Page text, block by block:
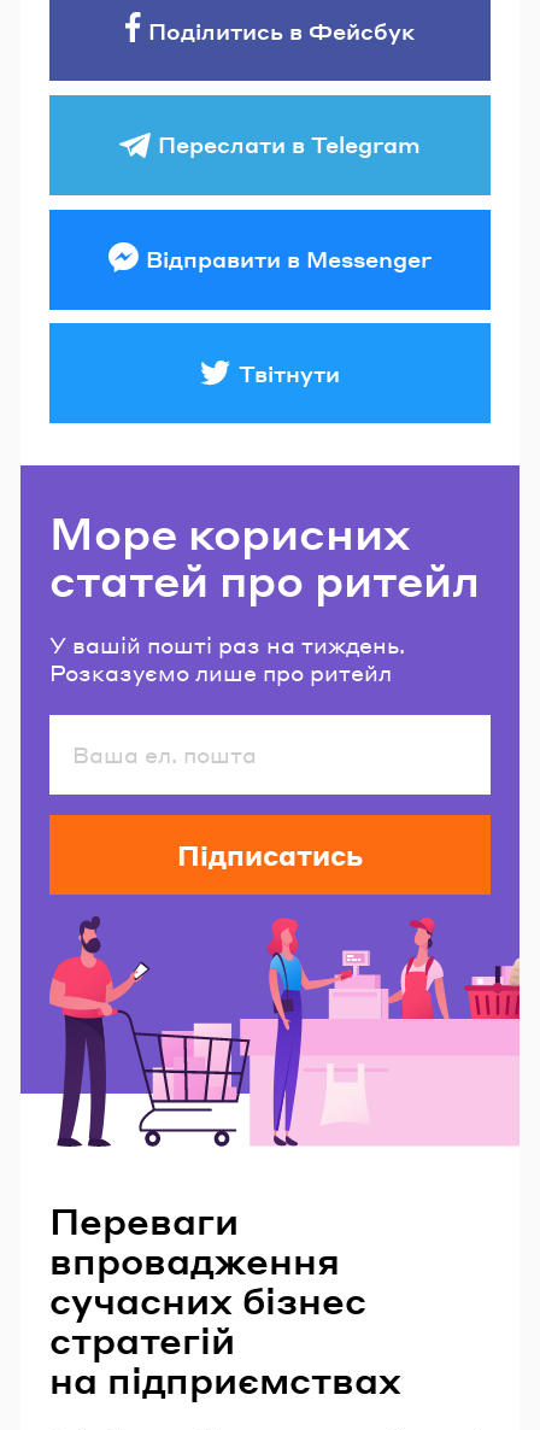
Поділитись в Фейсбук
Переслати в Telegram
Відправити в Messenger
Твітнути
Море корисних
статей про ритейл
У вашій пошті раз на тиждень.
Розказуємо лише про ритейл
Підписатись
Переваги
впровадження
сучасних бізнес
стратегій
на підприємствах